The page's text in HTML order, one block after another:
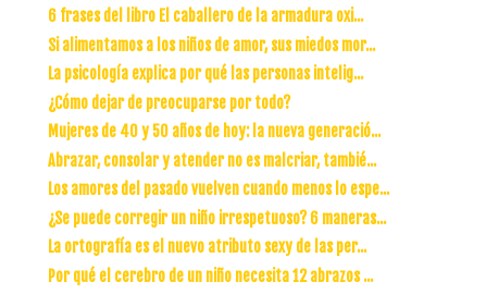
6 frases del libro El caballero de la armadura oxi...
Si alimentamos a los niños de amor, sus miedos mor...
La psicología explica por qué las personas intelig...
¿Cómo dejar de preocuparse por todo?
Mujeres de 40 y 50 años de hoy: la nueva generació...
Abrazar, consolar y atender no es malcriar, tambié...
Los amores del pasado vuelven cuando menos lo espe...
¿Se puede corregir un niño irrespetuoso? 6 maneras...
La ortografía es el nuevo atributo sexy de las per...
Por qué el cerebro de un niño necesita 12 abrazos ...